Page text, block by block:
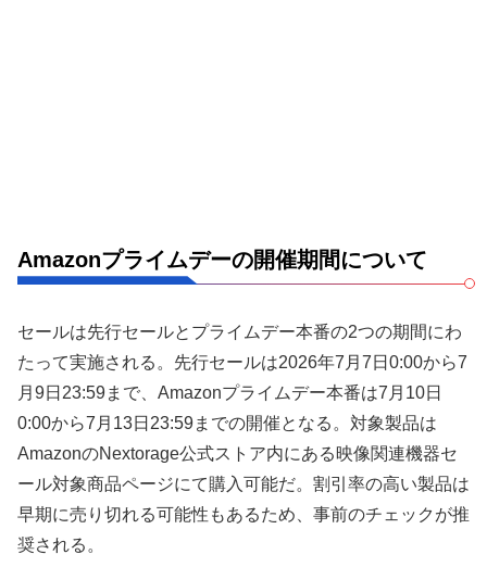
Amazonプライムデーの開催期間について
セールは先行セールとプライムデー本番の2つの期間にわ
たって実施される。先行セールは2026年7月7日0:00から7
月9日23:59まで、Amazonプライムデー本番は7月10日
0:00から7月13日23:59までの開催となる。対象製品は
AmazonのNextorage公式ストア内にある映像関連機器セ
ール対象商品ページにて購入可能だ。割引率の高い製品は
早期に売り切れる可能性もあるため、事前のチェックが推
奨される。